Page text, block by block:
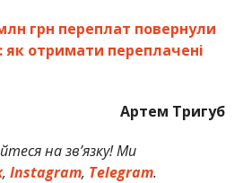
грн переплат повернули
як отримати переплачені
Артем Тригуб
на зв’язку! Ми
, Instagram, Telegram.